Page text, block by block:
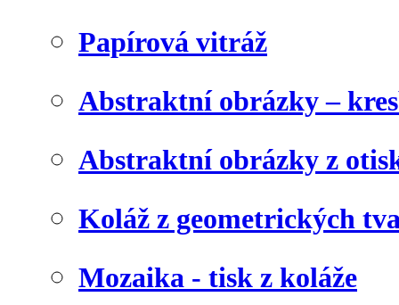
Papírová vitráž
Abstraktní obrázky –
Abstraktní obrázky z
Koláž z geometrických
Mozaika - tisk z koláže